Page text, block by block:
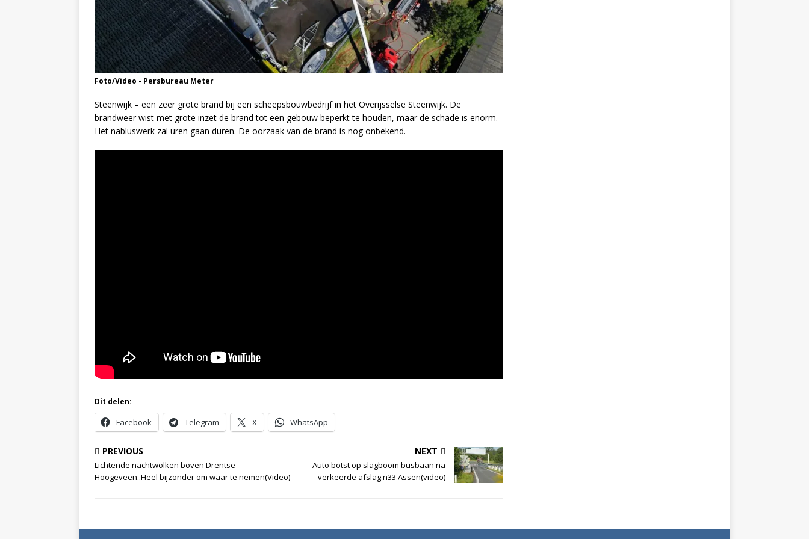
Foto/Video - Persbureau Meter
Steenwijk – een zeer grote brand bij een scheepsbouwbedrijf in het Overijsselse Steenwijk. De
brandweer wist met grote inzet de brand tot een gebouw beperkt te houden, maar de schade is enorm.
Het nabluswerk zal uren gaan duren. De oorzaak van de brand is nog onbekend.
Dit delen:
Facebook Telegram X WhatsApp
PREVIOUS
Lichtende nachtwolken boven Drentse
Hoogeveen..Heel bijzonder om waar te nemen(Video)
NEXT
Auto botst op slagboom busbaan na
verkeerde afslag n33 Assen(video)